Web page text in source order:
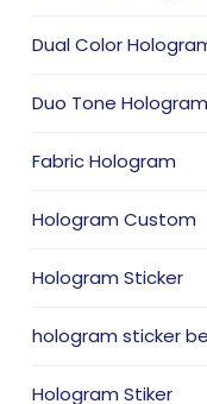
Dual Color
Duo Tone Hologram
Fabric Hologram
Hologram Custom
Hologram Sticker
hologram sticker
Hologram Stiker